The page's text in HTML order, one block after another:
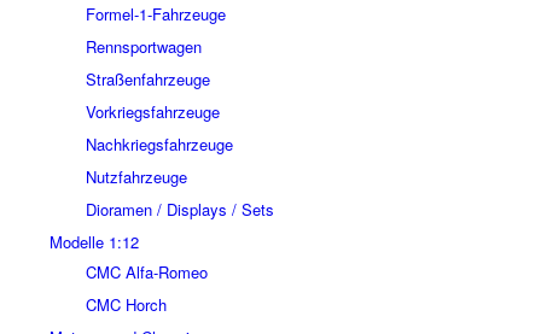
Formel-1-Fahrzeuge
Rennsportwagen
Straßenfahrzeuge
Vorkriegsfahrzeuge
Nachkriegsfahrzeuge
Nutzfahrzeuge
Dioramen / Displays / Sets
Modelle 1:12
CMC Alfa-Romeo
CMC Horch